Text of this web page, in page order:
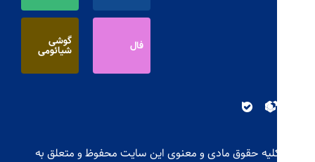
حقوق مادی و معنوی این سایت محفوظ و متعلق به